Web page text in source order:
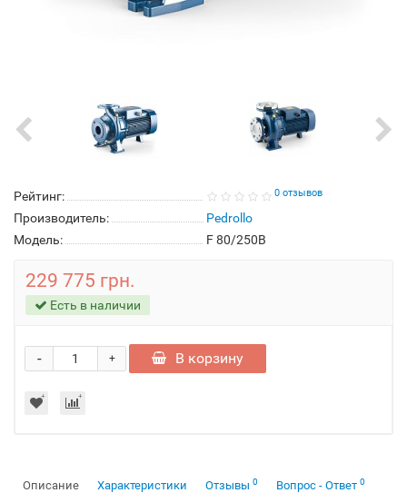
Рейтинг: 0 отзывов
Производитель:
Pedrollo
Модель:
F 80/250B
229 775 грн.
Есть в наличии
+
- В корзину
Описание Характеристики Отзывы 0 Вопрос - Ответ 0